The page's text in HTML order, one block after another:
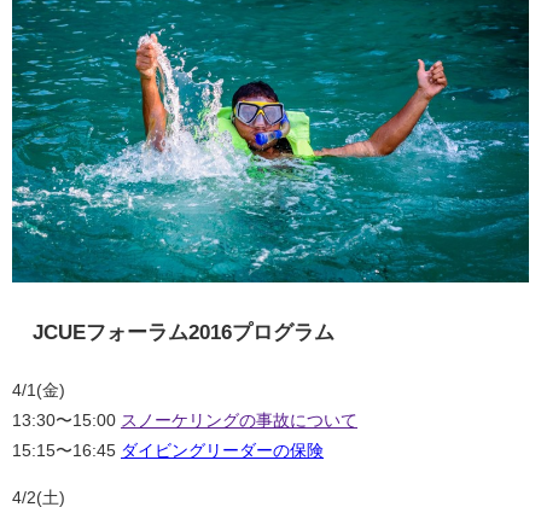
JCUEフォーラム2016プログラム
4/1(金)
13:30〜15:00 スノーケリングの事故について
15:15〜16:45 ダイビングリーダーの保険
4/2(土)